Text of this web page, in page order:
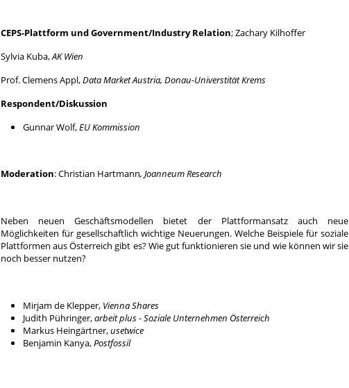
CEPS-Plattform und Government/Industry Relation; Zachary Kilhoffer
Sylvia Kuba,AK Wien
Prof. Clemens Appl,Data Market Austria, Donau-Universtität Krems
Respondent/Diskussion
Gunnar Wolf,EU Kommission
Moderation: Christian Hartmann, Joanneum Research
Neben neuen Geschäftsmodellen bietet der Plattformansatz auch neue
Möglichkeiten für gesellschaftlich wichtige Neuerungen. Welche Beispiele für soziale
Plattformen aus Österreich gibt es? Wie gut funktionieren sie und wie können wir sie
noch besser nutzen?
Mirjam de Klepper, Vienna Shares
Judith Pühringer,arbeit plus - Soziale Unternehmen Österreich
Markus Heingärtner,usetwice
Benjamin Kanya,Postfossil